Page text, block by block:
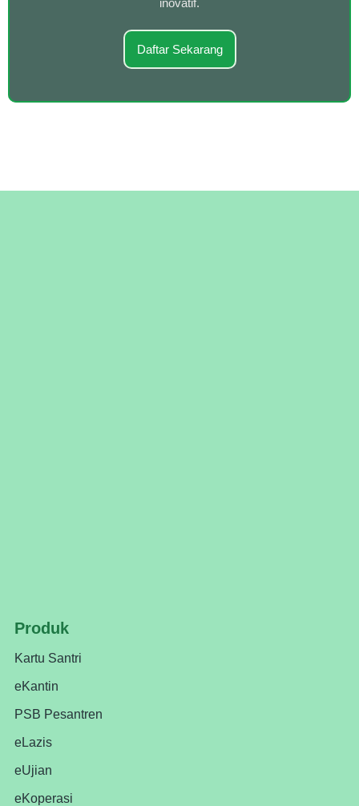
Daftar Sekarang
Produk
Kartu Santri
eKantin
PSB Pesantren
eLazis
eUjian
eKoperasi